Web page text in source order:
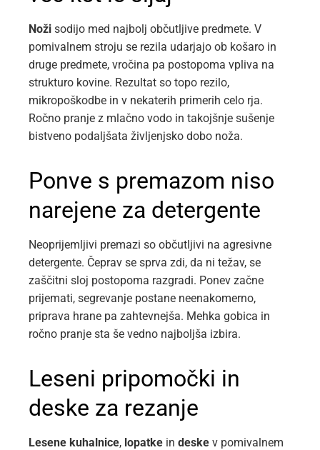
Noži sodijo med najbolj občutljive predmete. V
pomivalnem stroju se rezila udarjajo ob košaro in
druge predmete, vročina pa postopoma vpliva na
strukturo kovine. Rezultat so topo rezilo,
mikropoškodbe in v nekaterih primerih celo rja.
Ročno pranje z mlačno vodo in takojšnje sušenje
bistveno podaljšata življenjsko dobo noža.
Ponve s premazom niso
narejene za detergente
Neoprijemljivi premazi so občutljivi na agresivne
detergente. Čeprav se sprva zdi, da ni težav, se
zaščitni sloj postopoma razgradi. Ponev začne
prijemati, segrevanje postane neenakomerno,
priprava hrane pa zahtevnejša. Mehka gobica in
ročno pranje sta še vedno najboljša izbira.
Leseni pripomočki in
deske za rezanje
Lesene kuhalnice, lopatke in deske v pomivalnem